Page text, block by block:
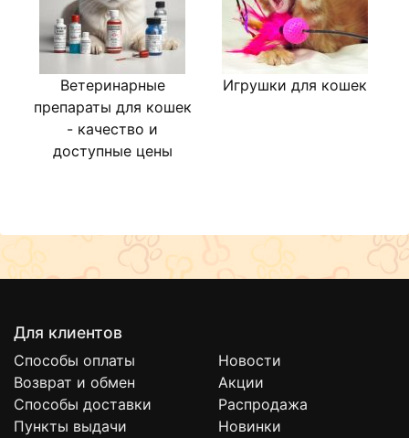
Ветеринарные
препараты для кошек
- качество и
доступные цены
Игрушки для кошек
Для клиентов
Способы оплаты
Возврат и обмен
Способы доставки
Пункты выдачи
Новости
Акции
Распродажа
Новинки